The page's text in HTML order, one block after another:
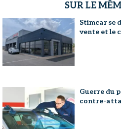
SUR LE
Stimcar se
vente et le
Guerre du
contre-